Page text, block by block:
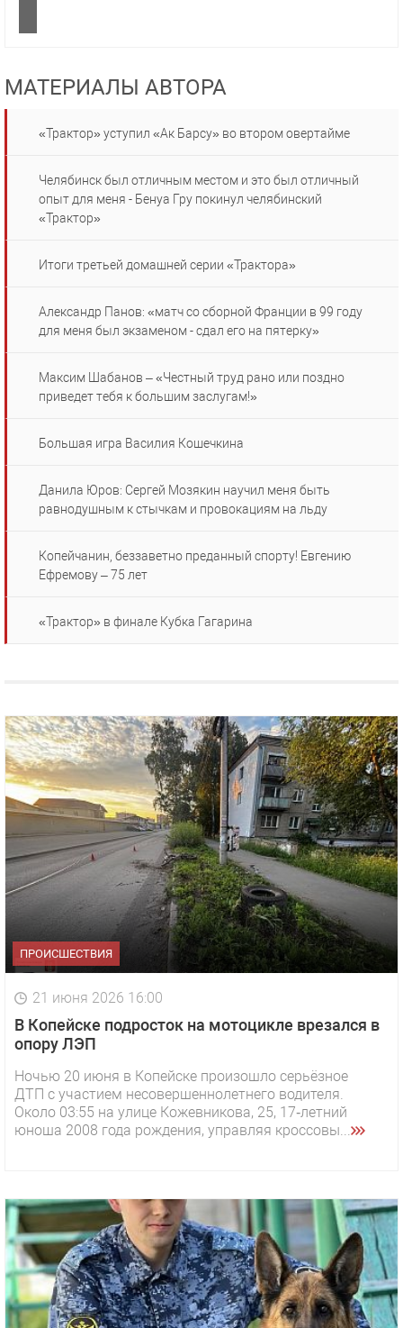
МАТЕРИАЛЫ АВТОРА
«Трактор» уступил «Ак Барсу» во втором овертайме
Челябинск был отличным местом и это был отличный
опыт для меня - Бенуа Гру покинул челябинский
«Трактор»
Итоги третьей домашней серии «Трактора»
Александр Панов: «матч со сборной Франции в 99 году
для меня был экзаменом - сдал его на пятерку»
Максим Шабанов – «Честный труд рано или поздно
приведет тебя к большим заслугам!»
Большая игра Василия Кошечкина
Данила Юров: Сергей Мозякин научил меня быть
равнодушным к стычкам и провокациям на льду
Копейчанин, беззаветно преданный спорту! Евгению
Ефремову – 75 лет
«Трактор» в финале Кубка Гагарина
ПРОИСШЕСТВИЯ
21 июня 2026 16:00
В Копейске подросток на мотоцикле врезался в
опору ЛЭП
Ночью 20 июня в Копейске произошло серьёзное
ДТП с участием несовершеннолетнего водителя.
Около 03:55 на улице Кожевникова, 25, 17‑летний
юноша 2008 года рождения, управляя кроссовы...